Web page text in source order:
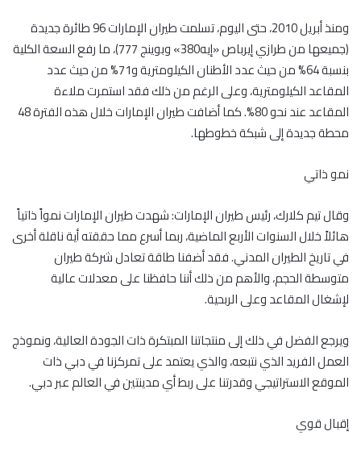
ومنذ أبريل 2010، حتى اليوم، تسلمت طيران الإمارات 96 طائرة جديدة
(جميعها من طرازي إيرباص «إيه380» وبوينج 777)، ما رفع السعة الكلية
بنسبة 64% من حيث عدد الأطنان الكيلومترية و71% من حيث عدد
المقاعد الكيلومترية، وعلى الرغم من ذلك فقد استمرت ملاءة
المقاعد عند نحو 80%. كما أضافت طيران الإمارات خلال هذه الفترة 48
محطة جديدة إلى شبكة خطوطها.
نمو ذاتي
وقال تيم كلارك، رئيس طيران الإمارات: شهدت طيران الإمارات نمواً ذاتياً
هائلاً خلال السنوات الأربع الماضية، ربما أسرع مما حققته أية ناقلة أخرى
في تاريخ الطيران المدني. فقد أضفنا طاقة تعادل شركة طيران
متوسطة الحجم، والأهم من ذلك أننا حافظنا على معدلات عالية
لإشغال المقاعد وعلى الربحية.
ويرجع الفضل في ذلك إلى منتجاتنا المبتكرة ذات الجودة العالية، ونموذج
العمل الفريد الذي نتبعه، والذي يعتمد على تمركزنا في دبي ذات
الموقع الاستراتيجي وقدرتنا على ربط أي مدينتين في العالم عبر دبي.
إقبال قوي